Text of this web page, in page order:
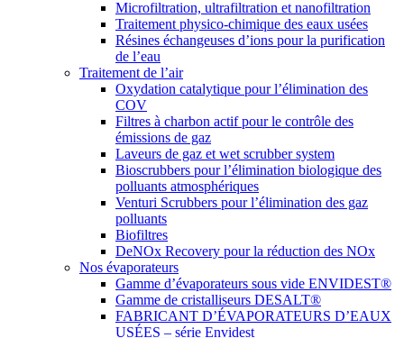
Microfiltration, ultrafiltration et nanofiltration
Traitement physico-chimique des eaux usées
Résines échangeuses d’ions pour la purification
de l’eau
Traitement de l’air
Oxydation catalytique pour l’élimination des
COV
Filtres à charbon actif pour le contrôle des
émissions de gaz
Laveurs de gaz et wet scrubber system
Bioscrubbers pour l’élimination biologique des
polluants atmosphériques
Venturi Scrubbers pour l’élimination des gaz
polluants
Biofiltres
DeNOx Recovery pour la réduction des NOx
Nos évaporateurs
Gamme d’évaporateurs sous vide ENVIDEST®
Gamme de cristalliseurs DESALT®
FABRICANT D’ÉVAPORATEURS D’EAUX
USÉES – série Envidest